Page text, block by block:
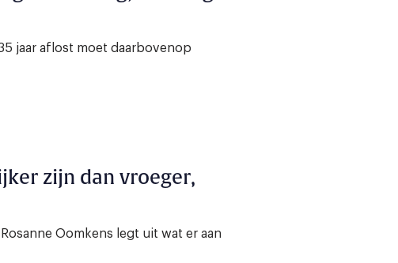
jaar aflost moet daarbovenop
zijn dan vroeger,
Oomkens legt uit wat er aan